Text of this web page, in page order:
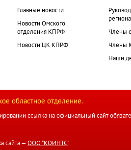
Главные новости
Новости Омского
отделения КПРФ
Новости ЦК КПРФ
Члены
Члены
Наши
областное отделение.
ссылка на официальный сайт
сайта — ООО "КОИНТС".